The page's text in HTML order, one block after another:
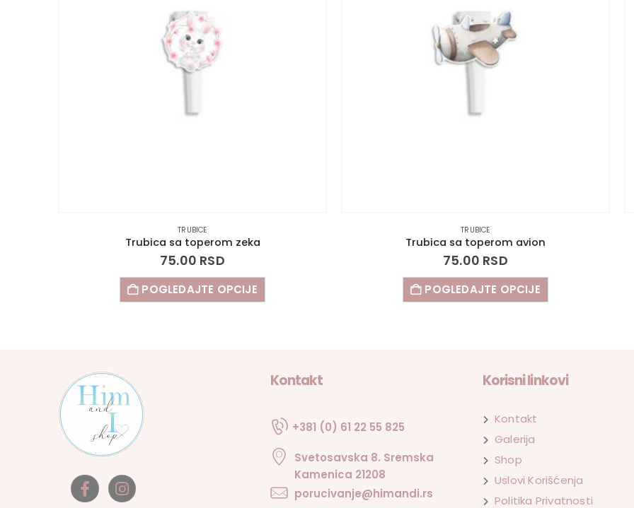
TRUBICE
Trubica sa toperom avion
75.00 RSD
POGLEDAJTE OPCIJE
TRUBICE
Trubica sa toperom spavalica
75.00 RSD
POGLEDAJTE OPCIJE
Kontakt
+381 (0) 61 22 55 825
Svetosavska 8. Sremska
Kamenica 21208
porucivanje@himandi.rs
Korisni linkovi
Kontakt
Galerija
Shop
Uslovi Korišćenja
Politika Privatnosti